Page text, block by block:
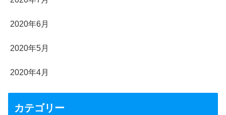
2020年6月
2020年5月
2020年4月
カテゴリー